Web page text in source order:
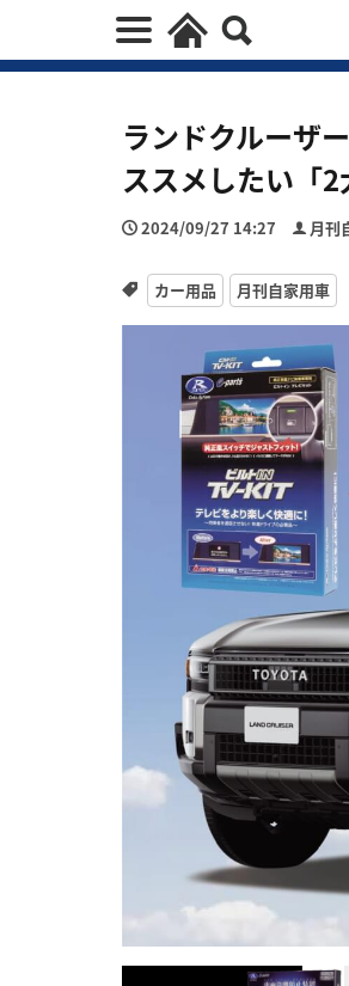
ランドクルーザ
ススメしたい「
2024/09/27 14:27 月刊
カー用品 月刊自家用車